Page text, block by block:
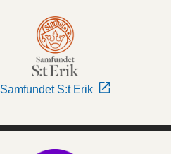
Samfundet S:t Erik